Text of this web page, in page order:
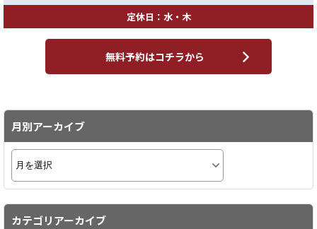
定休日：水・木
無料予約はコチラから
月別アーカイブ
カテゴリアーカイブ